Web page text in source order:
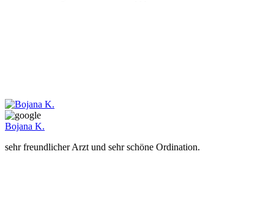
Bojana K.
sehr freundlicher Arzt und sehr schöne Ordination.